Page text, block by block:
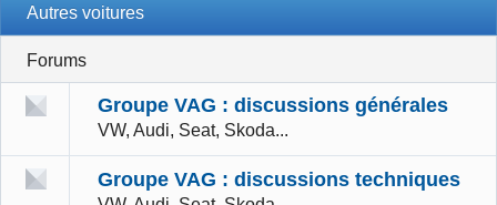
Autres voitures
Forums
Groupe VAG : discussions générales
VW, Audi, Seat, Skoda...
Groupe VAG : discussions techniques